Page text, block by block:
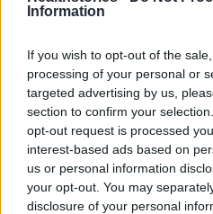
Information
If you wish to opt-out of the
processing of your personal or
targeted advertising by us,
section to confirm your
opt-out request is processed
interest-based ads based on
us or personal information
your opt-out. You may
disclosure of your personal
Ξυπνήστε τον
TAGS βιταμίνη C ισχυρό
λαμπερό δέρμα